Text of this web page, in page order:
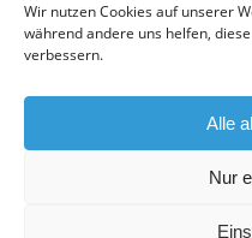
Wir nutzen Cookies auf unserer
während andere uns helfen,
verbessern.
Alle
Nur
IMPRESSUM
DATENSCHUTZ
© 2026 CAI. Christen in